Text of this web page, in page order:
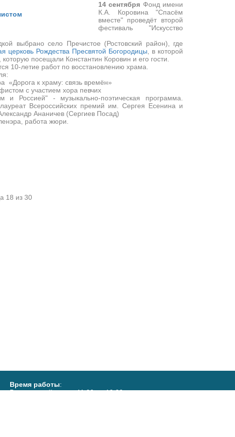
14 сентября Фонд имени
К.А. Коровина "Спасём
вместе" проведёт второй
фестиваль "Искусство
выбрано село Пречистое (Ростовский район), где
церковь Рождества Пресвятой Богородицы , в которой
посещали Константин Коровин и его гости.
10-летие работ по восстановлению храма.
«Дорога к храму: связь времён»
с участием хора певчих
и Россией" - музыкально-поэтическая программа.
Всероссийских премий им. Сергея Есенина и
Ананичев (Сергиев Посад)
работа жюри.
18 из 30
Время работы:
Выставочный зал - с 11:00 до 19:00.